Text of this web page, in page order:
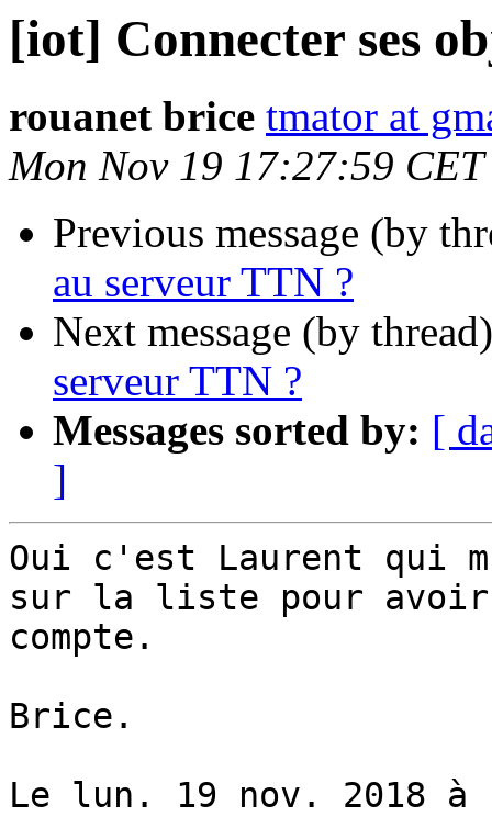
[iot] Connecter ses
rouanet brice tmator at
Mon Nov 19 17:27:59
Previous message (by
au serveur TTN ?
Next message (by
serveur TTN ?
Messages sorted by: [
]
Oui c'est Laurent qui
sur la liste pour avoir
compte.
Brice.
Le lun. 19 nov. 2018 à